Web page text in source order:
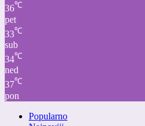
36℃
pet
33℃
sub
34℃
ned
37℃
pon
Popularno